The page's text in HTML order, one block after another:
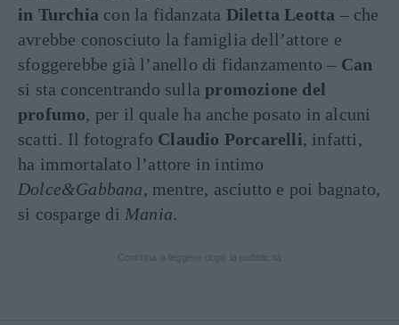
in Turchia con la fidanzata Diletta Leotta – che
avrebbe conosciuto la famiglia dell’attore e
sfoggerebbe già l’anello di fidanzamento – Can
si sta concentrando sullapromozione del
profumo, per il quale ha anche posato in alcuni
scatti. Il fotografo Claudio Porcarelli, infatti,
ha immortalato l’attore in intimo
Dolce&Gabbana, mentre, asciutto e poi bagnato,
si cosparge di Mania.